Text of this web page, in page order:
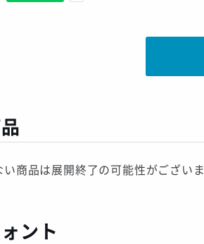
い商品は展開終了の可能性がござい
ント